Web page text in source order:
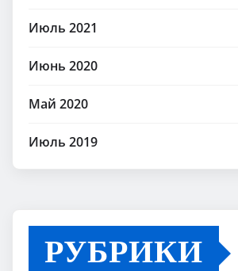
Июль 2021
Июнь 2020
Май 2020
Июль 2019
РУБРИКИ